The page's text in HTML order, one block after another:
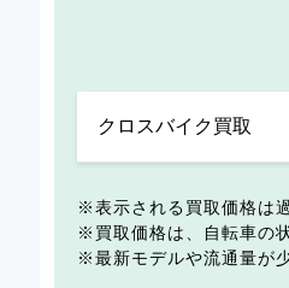
表示される買取価格は
買取価格は、自転車の
最新モデルや流通量が